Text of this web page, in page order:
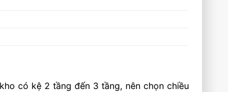
có kệ 2 tầng đến 3 tầng, nên chọn chiều